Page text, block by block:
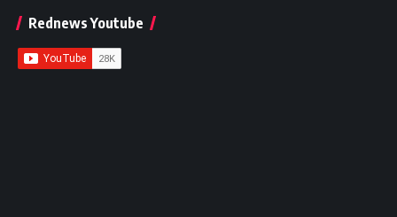
Rednews Youtube